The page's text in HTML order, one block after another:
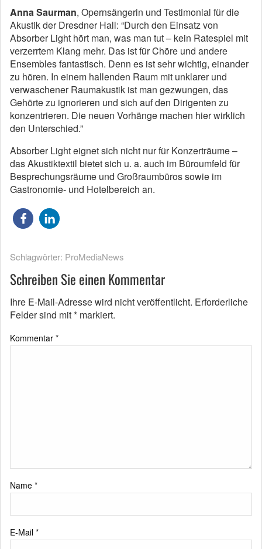
Anna Saurman, Opernsängerin und Testimonial für die
Akustik der Dresdner Hall: “Durch den Einsatz von
Absorber Light hört man, was man tut – kein Ratespiel mit
verzerrtem Klang mehr. Das ist für Chöre und andere
Ensembles fantastisch. Denn es ist sehr wichtig, einander
zu hören. In einem hallenden Raum mit unklarer und
verwaschener Raumakustik ist man gezwungen, das
Gehörte zu ignorieren und sich auf den Dirigenten zu
konzentrieren. Die neuen Vorhänge machen hier wirklich
den Unterschied.”
Absorber Light eignet sich nicht nur für Konzerträume –
das Akustiktextil bietet sich u. a. auch im Büroumfeld für
Besprechungsräume und Großraumbüros sowie im
Gastronomie- und Hotelbereich an.
Schlagwörter: ProMediaNews
Schreiben Sie einen Kommentar
Ihre E-Mail-Adresse wird nicht veröffentlicht. Erforderliche
Felder sind mit* markiert.
Kommentar *
Name *
E-Mail *